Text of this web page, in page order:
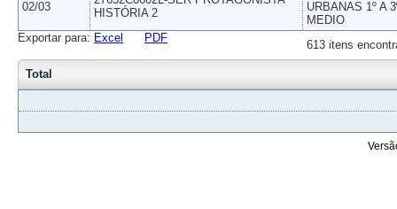
02/03
HISTÓRIA 2
URBANAS 1º A
MEDIO
613 itens
Exportar para: Excel PDF
Total